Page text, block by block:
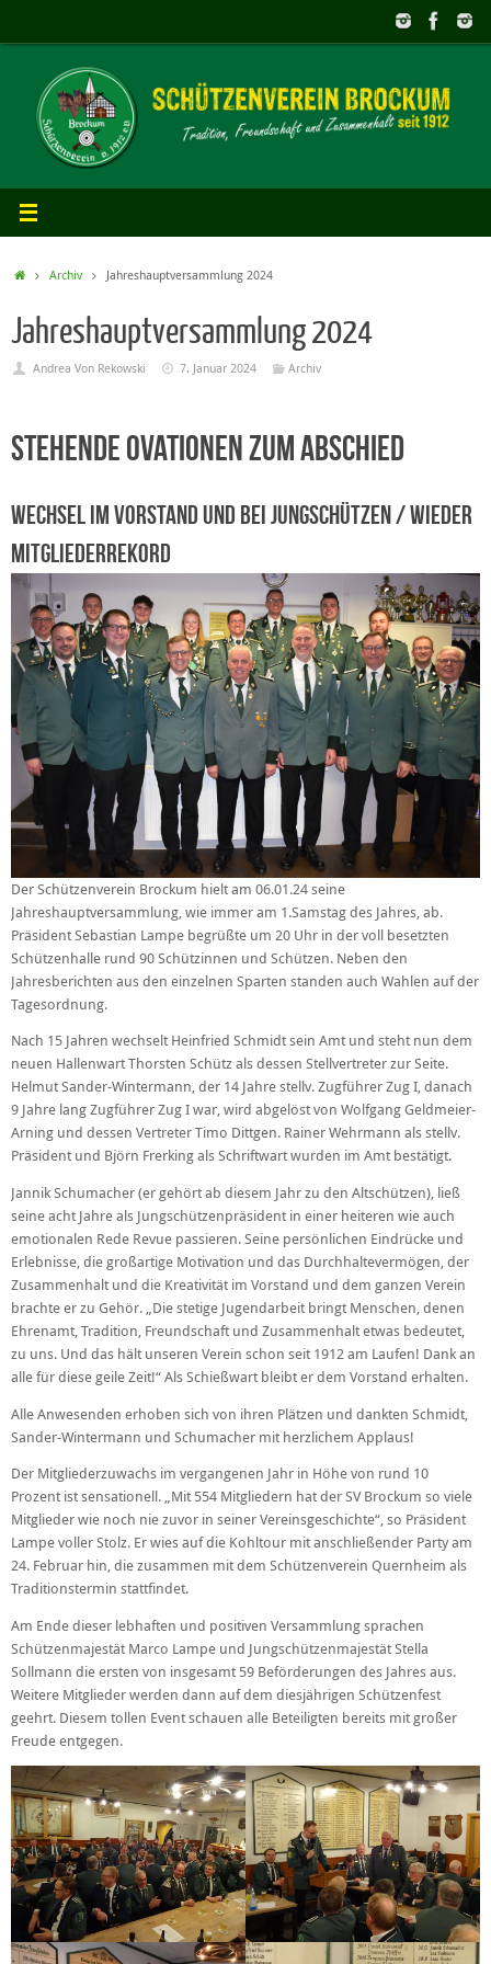
StartArchiv Jahreshauptversammlung 2024
Jahreshauptversammlung 2024
Andrea Von Rekowski 7. Januar 2024 Archiv
Stehende Ovationen zum Abschied
Wechsel im Vorstand und bei Jungschützen / wieder
Mitgliederrekord
Der Schützenverein Brockum hielt am 06.01.24 seine
Jahreshauptversammlung, wie immer am 1.Samstag des Jahres, ab.
Präsident Sebastian Lampe begrüßte um 20 Uhr in der voll besetzten
Schützenhalle rund 90 Schützinnen und Schützen. Neben den
Jahresberichten aus den einzelnen Sparten standen auch Wahlen auf der
Tagesordnung.
Nach 15 Jahren wechselt Heinfried Schmidt sein Amt und steht nun dem
neuen Hallenwart Thorsten Schütz als dessen Stellvertreter zur Seite.
Helmut Sander-Wintermann, der 14 Jahre stellv. Zugführer Zug I, danach
9 Jahre lang Zugführer Zug I war, wird abgelöst von Wolfgang Geldmeier-
Arning und dessen Vertreter Timo Dittgen. Rainer Wehrmann als stellv.
Präsident und Björn Frerking als Schriftwart wurden im Amt bestätigt.
Jannik Schumacher (er gehört ab diesem Jahr zu den Altschützen), ließ
seine acht Jahre als Jungschützenpräsident in einer heiteren wie auch
emotionalen Rede Revue passieren. Seine persönlichen Eindrücke und
Erlebnisse, die großartige Motivation und das Durchhaltevermögen, der
Zusammenhalt und die Kreativität im Vorstand und dem ganzen Verein
brachte er zu Gehör. „Die stetige Jugendarbeit bringt Menschen, denen
Ehrenamt, Tradition, Freundschaft und Zusammenhalt etwas bedeutet,
zu uns. Und das hält unseren Verein schon seit 1912 am Laufen! Dank an
alle für diese geile Zeit!“ Als Schießwart bleibt er dem Vorstand erhalten.
Alle Anwesenden erhoben sich von ihren Plätzen und dankten Schmidt,
Sander-Wintermann und Schumacher mit herzlichem Applaus!
Der Mitgliederzuwachs im vergangenen Jahr in Höhe von rund 10
Prozent ist sensationell. „Mit 554 Mitgliedern hat der SV Brockum so viele
Mitglieder wie noch nie zuvor in seiner Vereinsgeschichte“, so Präsident
Lampe voller Stolz. Er wies auf die Kohltour mit anschließender Party am
24. Februar hin, die zusammen mit dem Schützenverein Quernheim als
Traditionstermin stattfindet.
Am Ende dieser lebhaften und positiven Versammlung sprachen
Schützenmajestät Marco Lampe und Jungschützenmajestät Stella
Sollmann die ersten von insgesamt 59 Beförderungen des Jahres aus.
Weitere Mitglieder werden dann auf dem diesjährigen Schützenfest
geehrt. Diesem tollen Event schauen alle Beteiligten bereits mit großer
Freude entgegen.